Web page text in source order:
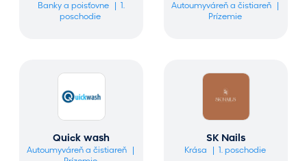
Banky a poisťovne
1.
poschodie
Autoumyváreň a čistiareň
Prízemie
Quick wash
Autoumyváreň a čistiareň
SK Nails
Krása 1. poschodie